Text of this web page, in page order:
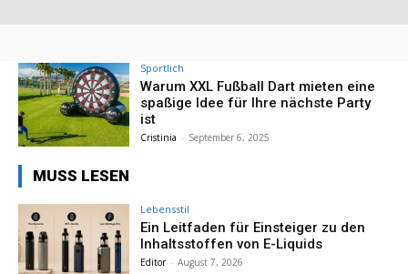
Sportlich
Warum XXL Fußball Dart mieten eine
spaßige Idee für Ihre nächste Party
ist
Cristinia - September 6, 2025
MUSS LESEN
Lebensstil
Ein Leitfaden für Einsteiger zu den
Inhaltsstoffen von E-Liquids
Editor - August 7, 2026